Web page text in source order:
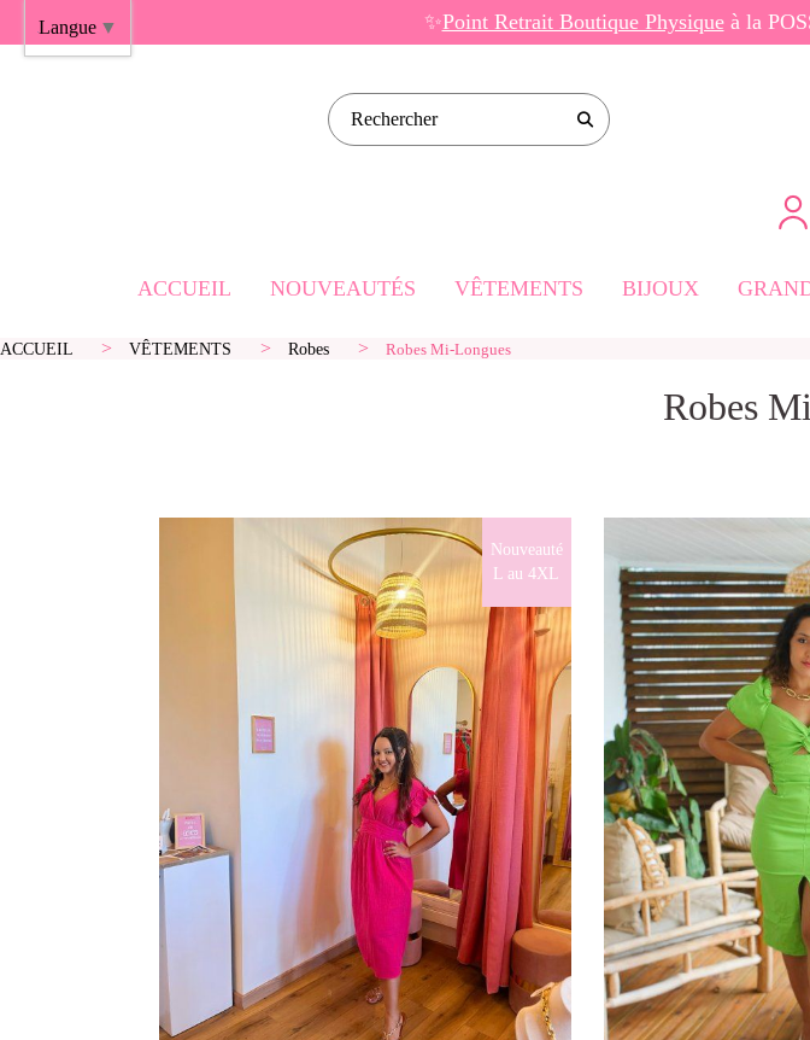
✨Point Retrait Boutique Physiqueà la
Rechercher sur le site
ACCUEIL NOUVEAUTÉS VÊTEMENTS BIJOUX
ACCUEIL VÊTEMENTS Robes Robes Mi-Longues
Robes
Nouveauté
L au 4XL
Langue ▼